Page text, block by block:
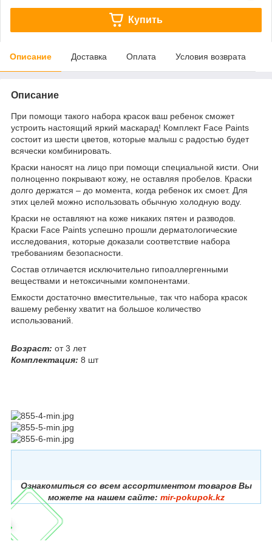
Купить
Описание Доставка Оплата Условия возврата
Описание
При помощи такого набора красок ваш ребенок сможет
устроить настоящий яркий маскарад! Комплект Face Paints
состоит из шести цветов, которые малыш с радостью будет
всячески комбинировать.
Краски наносят на лицо при помощи специальной кисти. Они
полноценно покрывают кожу, не оставляя пробелов. Краски
долго держатся – до момента, когда ребенок их смоет. Для
этих целей можно использовать обычную холодную воду.
Краски не оставляют на коже никаких пятен и разводов.
Краски Face Paints успешно прошли дерматологические
исследования, которые доказали соответствие набора
требованиям безопасности.
Состав отличается исключительно гипоаллергенными
веществами и нетоксичными компонентами.
Емкости достаточно вместительные, так что набора красок
вашему ребенку хватит на большое количество
использований.
Возраст: от 3 лет
Комплектация: 8 шт
Ознакомиться со всем ассортиментом товаров Вы
можете на нашем сайте: mir-pokupok.kz